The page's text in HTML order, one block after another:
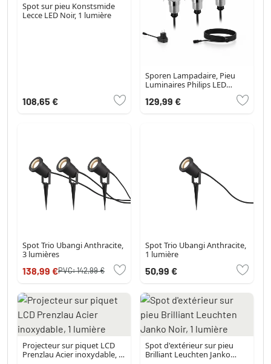
Spot sur pieu Konstsmide
Lecce LED Noir, 1 lumière
108,65 €
Sporen Lampadaire, Pieu
Luminaires Philips LED
129,99 €
Spot Trio Ubangi Anthracite,
3 lumières
138,99 €PVC:142,99 €
Spot Trio Ubangi Anthracite,
1 lumière
50,99 €
Projecteur sur piquet LCD
Prenzlau Acier inoxydable, 1
Spot d'extérieur sur pieu
Brilliant Leuchten Janko